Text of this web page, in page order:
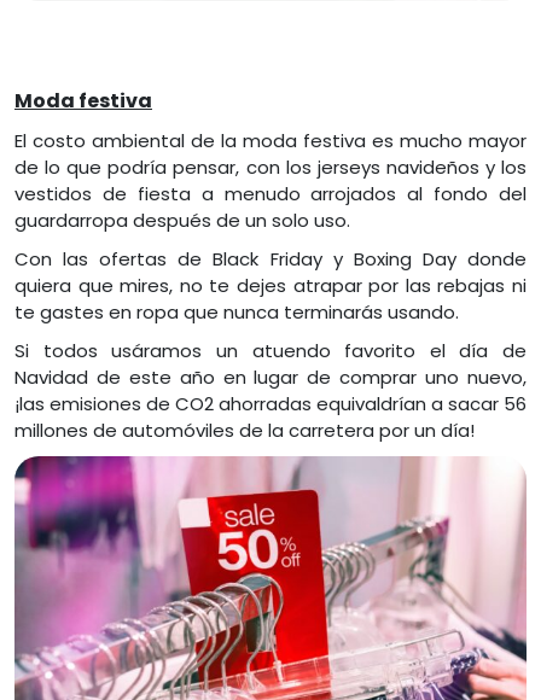
Moda festiva
El costo ambiental de la moda festiva es mucho mayor
de lo que podría pensar, con los jerseys navideños y los
vestidos de fiesta a menudo arrojados al fondo del
guardarropa después de un solo uso.
Con las ofertas de Black Friday y Boxing Day donde
quiera que mires, no te dejes atrapar por las rebajas ni
te gastes en ropa que nunca terminarás usando.
Si todos usáramos un atuendo favorito el día de
Navidad de este año en lugar de comprar uno nuevo,
¡las emisiones de CO2 ahorradas equivaldrían a sacar 56
millones de automóviles de la carretera por un día!